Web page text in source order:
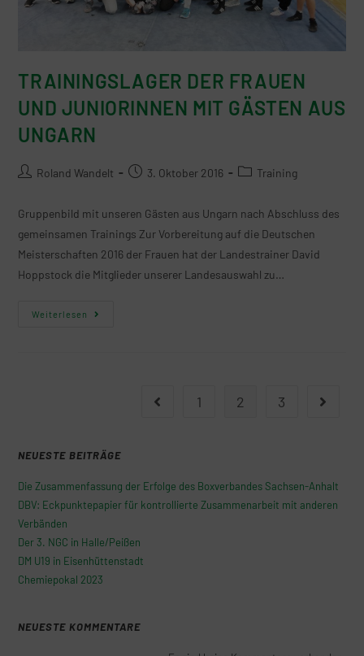
TRAININGSLAGER DER FRAUEN
UND JUNIORINNEN MIT GÄSTEN AUS
UNGARN
Roland Wandelt 3. Oktober 2016 Training
Gruppenbild mit unseren Gästen aus Ungarn nach Abschluss des
gemeinsamen Trainings Zur Vorbereitung auf die Deutschen
Meisterschaften 2016 der Frauen hat der Landestrainer David
Hoppstock die Mitglieder unserer Landesauswahl zu…
Weiterlesen
1 2 3
NEUESTE BEITRÄGE
Die Zusammenfassung der Erfolge des Boxverbandes Sachsen-Anhalt
DBV: Eckpunktepapier für kontrollierte Zusammenarbeit mit anderen
Verbänden
Der 3. NGC in Halle/Peißen
DM U19 in Eisenhüttenstadt
Chemiepokal 2023
NEUESTE KOMMENTARE